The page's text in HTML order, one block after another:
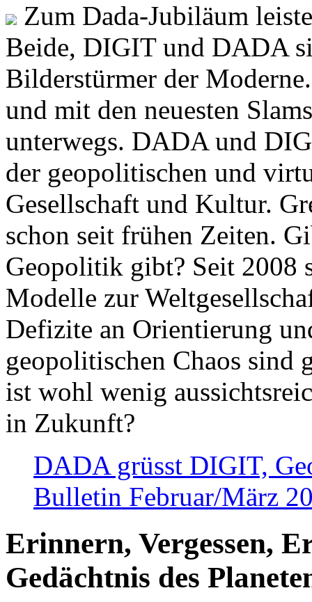
Zum Dada-Jubiläum
Beide, DIGIT und DADA
Bilderstürmer der
und mit den neuesten
unterwegs. DADA und
der geopolitischen und
Gesellschaft und Kultur.
schon seit frühen Zeiten.
Geopolitik gibt? Seit 2008
Modelle zur
Defizite an Orientierung
geopolitischen Chaos sind
ist wohl wenig
in Zukunft?
DADA grüsst DIGIT,
Bulletin Februar/März
Erinnern, Vergessen,
Gedächtnis des